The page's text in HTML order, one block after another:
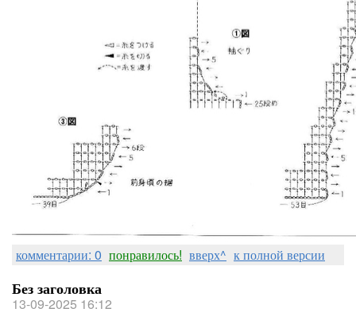
комментарии: 0 понравилось! вверх^ к полной версии
Без заголовка
13-09-2025 16:12